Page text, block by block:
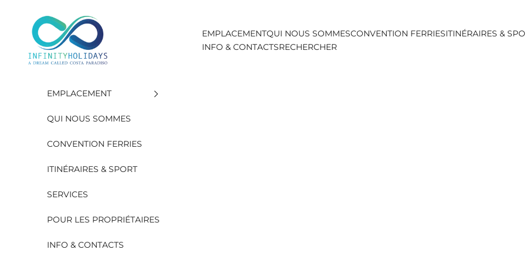
INFINITY HOLIDAYS SAS
EMPLACEMENTQUI NOUS SOMMESCONVENTION FERRIESITINÉRAIRES &
INFO & CONTACTSRECHERCHER
EMPLACEMENT
QUI NOUS SOMMES
CONVENTION FERRIES
ITINÉRAIRES & SPORT
SERVICES
POUR LES PROPRIÉTAIRES
INFO & CONTACTS